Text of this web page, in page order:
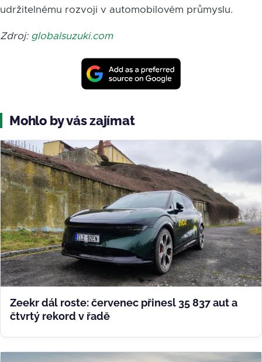
udržitelnému rozvoji v automobilovém průmyslu.
Zdroj: globalsuzuki.com
Mohlo by vás zajímat
Zeekr dál roste: červenec přinesl 35 837 aut a
čtvrtý rekord v řadě